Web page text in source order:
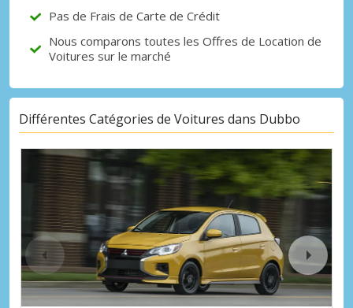
Pas de Frais de Carte de Crédit
Nous comparons toutes les Offres de Location de
Voitures sur le marché
Différentes Catégories de Voitures dans Dubbo